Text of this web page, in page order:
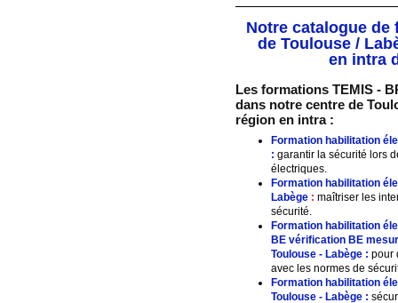
Notre catalogue
de Toulouse /
en intra
Les formations TEMIS -
dans notre centre de
région en intra :
Formation habilitation
: garantir la sécurité lors
électriques.
Formation habilitation
Labège : maîtriser les
sécurité.
Formation habilitation
BE vérification BE
Toulouse - Labège : pour
avec les normes de
Formation habilitation
Toulouse - Labège :